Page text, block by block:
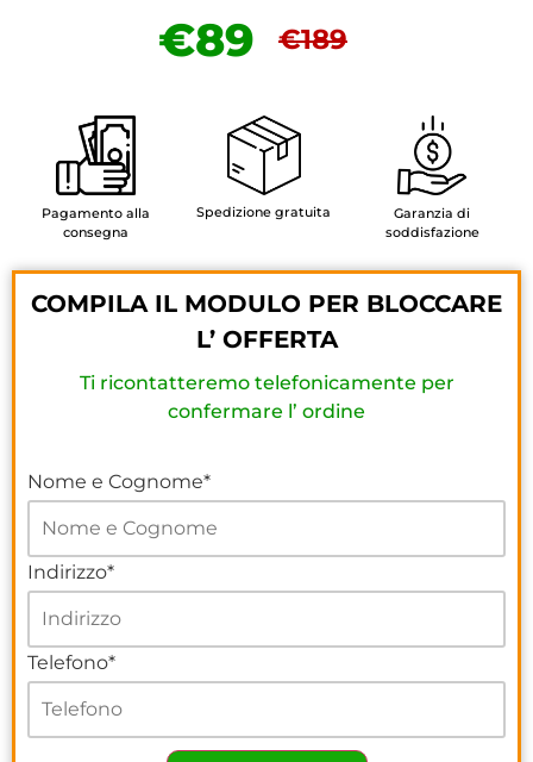
€89 €189
Pagamento alla
consegna
Spedizione gratuita
Garanzia di
soddisfazione
COMPILA IL MODULO PER BLOCCARE
L’ OFFERTA
Ti ricontatteremo telefonicamente per
confermare l’ ordine
Nome e Cognome*
Indirizzo*
Telefono*